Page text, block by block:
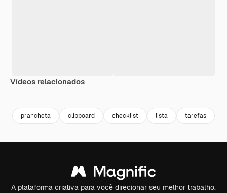
Vídeos relacionados
prancheta clipboard checklist lista tarefas
A plataforma criativa para você direcionar seu melhor trabalho.